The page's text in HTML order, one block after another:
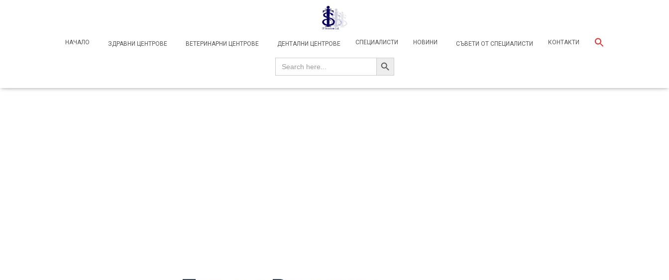
НАЧАЛО ЗДРАВНИ ЦЕНТРОВЕ ВЕТЕРИНАРНИ ЦЕНТРОВЕ ДЕНТАЛНИ ЦЕНТРОВЕ СПЕЦИАЛИСТИ НОВИНИ СЪВЕТИ ОТ СПЕЦИАЛИСТИ КОНТАКТИ
Search
SEARCH BUTTON